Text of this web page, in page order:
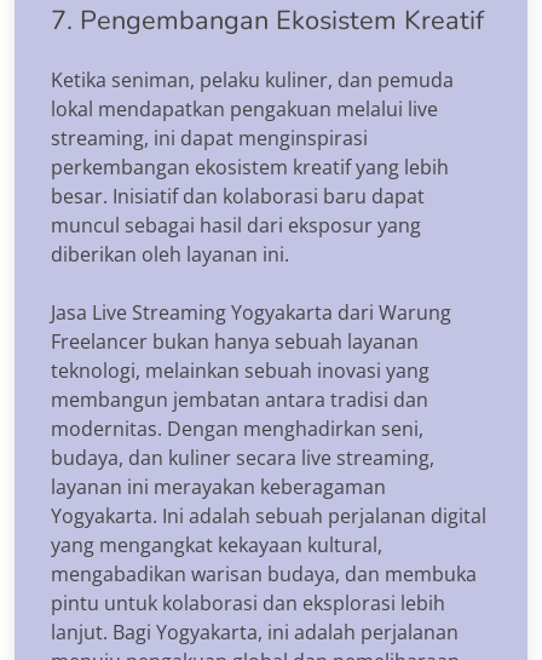
7. Pengembangan Ekosistem Kreatif
Ketika seniman, pelaku kuliner, dan pemuda
lokal mendapatkan pengakuan melalui live
streaming, ini dapat menginspirasi
perkembangan ekosistem kreatif yang lebih
besar. Inisiatif dan kolaborasi baru dapat
muncul sebagai hasil dari eksposur yang
diberikan oleh layanan ini.
Jasa Live Streaming Yogyakarta dari Warung
Freelancer bukan hanya sebuah layanan
teknologi, melainkan sebuah inovasi yang
membangun jembatan antara tradisi dan
modernitas. Dengan menghadirkan seni,
budaya, dan kuliner secara live streaming,
layanan ini merayakan keberagaman
Yogyakarta. Ini adalah sebuah perjalanan digital
yang mengangkat kekayaan kultural,
mengabadikan warisan budaya, dan membuka
pintu untuk kolaborasi dan eksplorasi lebih
lanjut. Bagi Yogyakarta, ini adalah perjalanan